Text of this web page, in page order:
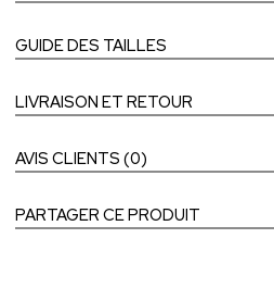
GUIDE DES TAILLES
LIVRAISON ET RETOUR
AVIS CLIENTS (0)
PARTAGER CE PRODUIT